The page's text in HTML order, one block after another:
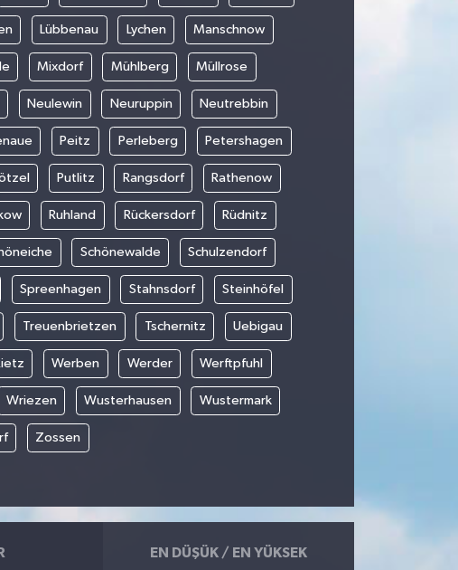
Lübbenau Lychen Manschnow
Mixdorf Mühlberg Müllrose
Neulewin Neuruppin Neutrebbin
Peitz Perleberg Petershagen
Putlitz Rangsdorf Rathenow
Ruhland Rückersdorf Rüdnitz
Schönewalde Schulzendorf
Spreenhagen Stahnsdorf Steinhöfel
Treuenbrietzen Tschernitz Uebigau
Werben Werder Werftpfuhl
Wriezen Wusterhausen Wustermark
Zossen
EN DÜŞÜK / EN YÜKSEK